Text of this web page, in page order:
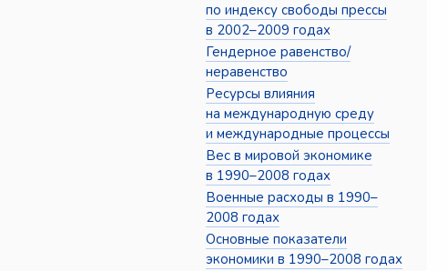
по индексу свободы прессы
в 2002–2009 годах
Гендерное равенство/
неравенство
Ресурсы влияния
на международную среду
и международные процессы
Вес в мировой экономике
в 1990–2008 годах
Военные расходы в 1990–
2008 годах
Основные показатели
экономики в 1990–2008 годах